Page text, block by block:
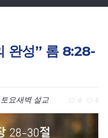
완성” 롬 8:28-
토요새벽 설교 0 0